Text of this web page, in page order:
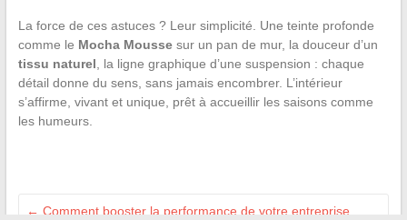
La force de ces astuces ? Leur simplicité. Une teinte profonde
comme le Mocha Moussesur un pan de mur, la douceur d’un
tissu naturel , la ligne graphique d’une suspension : chaque
détail donne du sens, sans jamais encombrer. L’intérieur
s’affirme, vivant et unique, prêt à accueillir les saisons comme
les humeurs.
← Comment booster la performance de votre entreprise